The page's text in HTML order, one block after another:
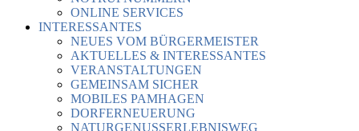
ONLINE SERVICES
INTERESSANTES
NEUES VOM BÜRGERMEISTER
AKTUELLES & INTERESSANTES
VERANSTALTUNGEN
GEMEINSAM SICHER
MOBILES PAMHAGEN
DORFERNEUERUNG
NATURGENUSSERLEBNISWEG